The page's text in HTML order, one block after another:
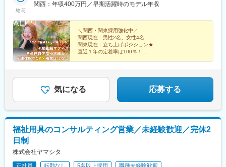
湖線・湖西線「大津駅」徒歩2分・京阪石山坂本線「島ノ関駅」徒
32-31SKビル弐番館101号室〈アクセス〉・京成本線「京成船橋
駅」徒歩5分・JR総武線「船橋駅」徒歩7分【横浜支社】〒221-
0056横浜市神奈川区金港町6-3横浜金港町ビル201〈アクセス〉・
各線「横浜駅」きた東口Aより徒歩5分・京急本線「神奈川駅」よ
り徒歩約7分
給与
関西：年収400万円／早期活躍時のモデル年収
＼関西・関東採用強化中／
関西現在：男性2名、女性4名
関東現在：立ち上げポジション★
直近１年の定着率は100％！
定時ピタッ。
急成長企業で
プライベートも大切にできる
採用人事をお任せします！
気になる 応募する
福祉用具のコンサルティング営業／未経験歓迎／完休2
日制
株式会社ヤマシタ
正社員 転勤なし 5名以上採用
職種未経験歓迎